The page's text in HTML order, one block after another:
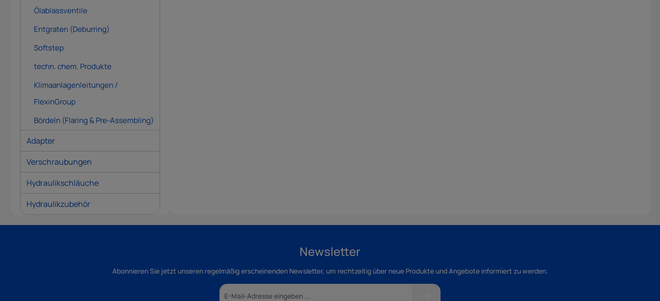
Ölablassventile
Entgraten (Deburring)
Softstep
techn. chem. Produkte
Klimaanlagenleitungen /
FlexinGroup
Bördeln (Flaring & Pre-Assembling)
Adapter
Verschraubungen
Hydraulikschläuche
Hydraulikzubehör
Newsletter
Abonnieren Sie jetzt unseren regelmäßig erscheinenden Newsletter, um rechtzeitig über neue Produkte und Angebote informiert zu werden.